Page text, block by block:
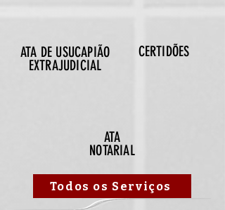
ATA DE USUCAPIÃO
EXTRAJUDICIAL
CERTIDÕES
ATA
NOTARIAL
Todos os Serviços